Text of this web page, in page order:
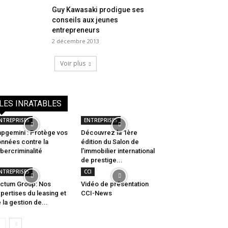
Guy Kawasaki prodigue ses
conseils aux jeunes
entrepreneurs
2 décembre 2013
Voir plus
LES INRATABLES
: Protège vos
contre la
ENTREPRISES
Découvrez la 1ère
édition du Salon de
l’immobilier international
de prestige...
Group: Nos
du leasing et
la gestion de...
CCI
Vidéo de présentation
CCI-News